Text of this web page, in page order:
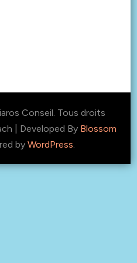
Conseil. Tous droits
| Developed By Blossom
by WordPress